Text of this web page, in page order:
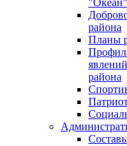
района
Планы
района